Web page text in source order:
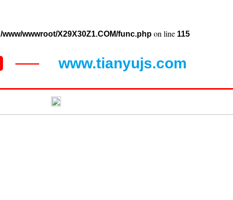
/www/wwwroot/X29X30Z1.COM/func.php on line 115
—— www.tianyujs.com